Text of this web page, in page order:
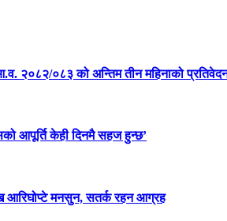
२०८२/०८३ को अन्तिम तीन महिनाको
आपूर्ति केही दिनमै सहज हुन्छ’
आरिघोप्टे मनसुन, सतर्क रहन आग्रह